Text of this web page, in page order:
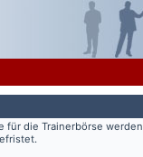
für die Trainerbörse werden